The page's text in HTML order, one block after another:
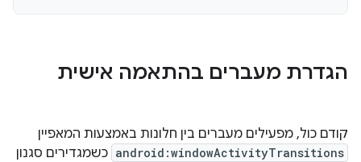
הגדרת מעברים בהתאמה אישית
קודם כול, מפעילים מעברים בין חלונות באמצעות המאפיין
android:windowActivityTransitions כשמגדירים סגנון